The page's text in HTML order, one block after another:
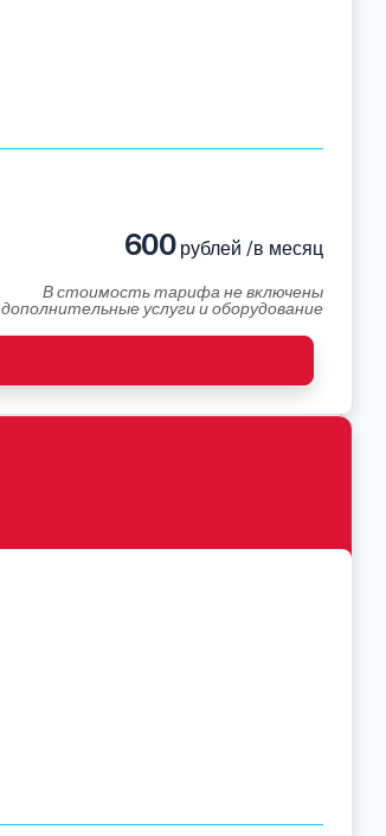
600рублей /в месяц
В стоимость тарифа не включены
дополнительные услуги и оборудование